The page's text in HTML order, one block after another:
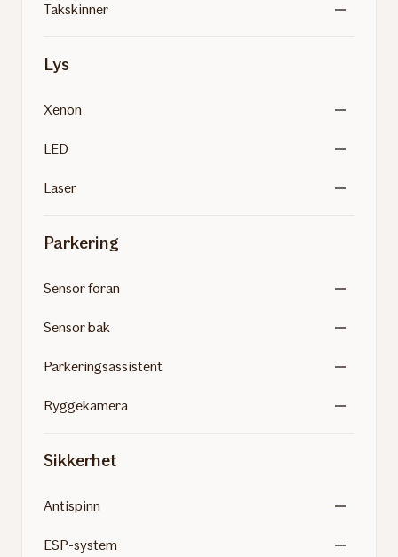
Takskinner
Lys
Xenon
LED
Laser
Parkering
Sensor foran
Sensor bak
Parkeringsassistent
Ryggekamera
Sikkerhet
Antispinn
ESP-system